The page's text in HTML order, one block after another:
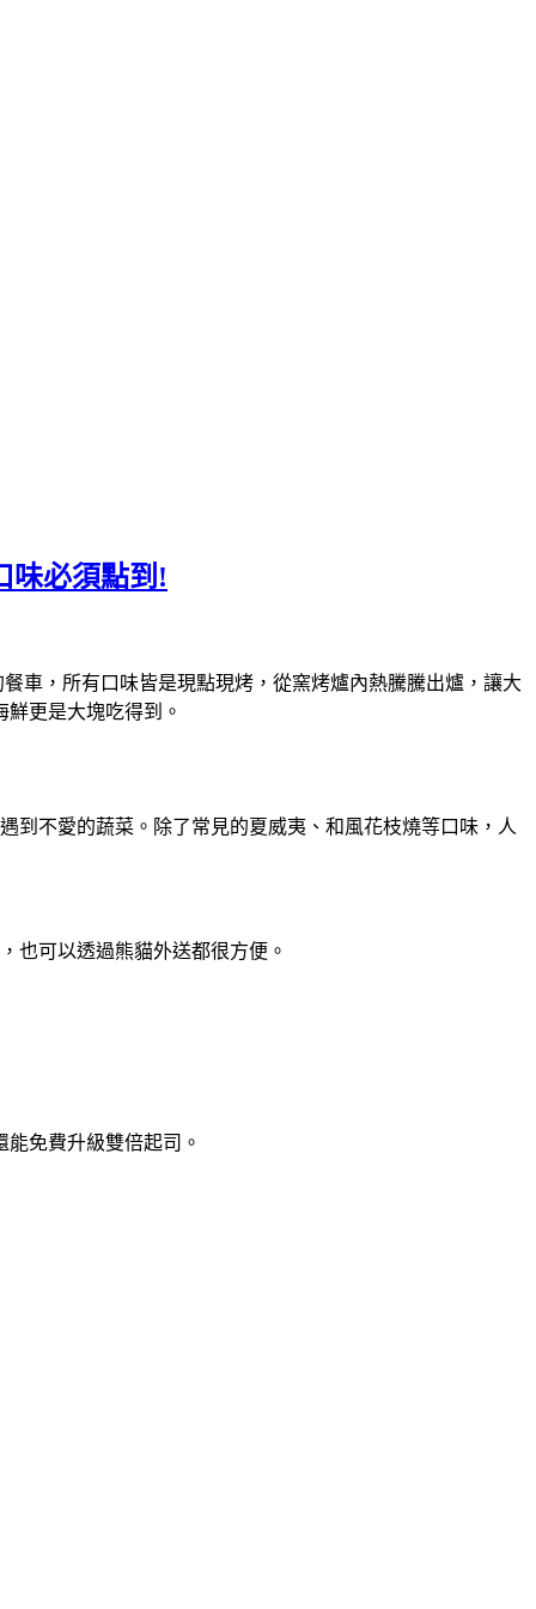
味必須點到!
車，所有口味皆是現點現烤，從窯烤爐內熱騰騰出爐，讓大
更是大塊吃得到。
到不愛的蔬菜。除了常見的夏威夷、和風花枝燒等口味，人
也可以透過熊貓外送都很方便。
免費升級雙倍起司。